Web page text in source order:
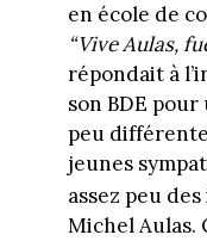
en école de
“Vive Aulas,
répondait à
son BDE
peu
jeunes
assez peu
Michel Aulas.